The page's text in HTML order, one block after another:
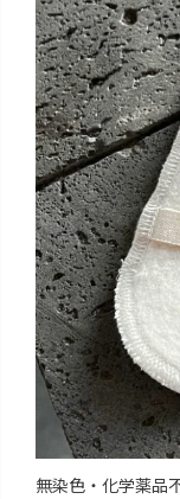
無染色・化学薬品